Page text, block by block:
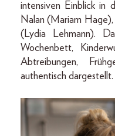
intensiven Einblick in
Nalan (Mariam
(Lydia Lehmann).
Wochenbett,
Abtreibungen,
authentisch dargestellt.